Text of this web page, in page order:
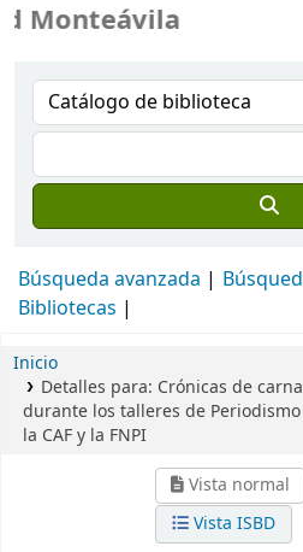
Búsqueda avanzada
Bibliotecas
Inicio
Detalles para: Crónicas de
durante los talleres de
la CAF y la FNPI
Vista normal
Vista ISBD